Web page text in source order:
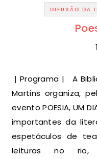
DIFUSÃO DA
| Programa | A Biblioteca Municipal José Baptista
Martins organiza,
evento POESIA, UM
importantes da
espetáculos de
leituras no rio,